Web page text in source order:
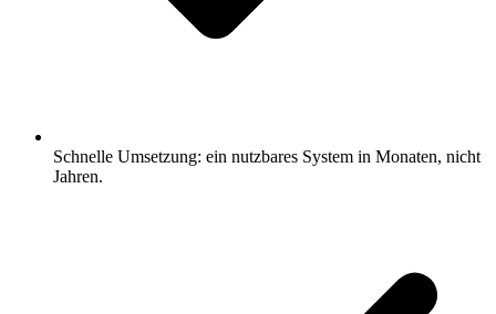
Schnelle Umsetzung: ein nutzbares System in Monaten, nicht
Jahren.